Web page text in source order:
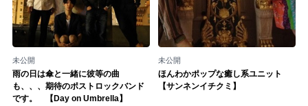
未公開
雨の日は傘と一緒に彼等の曲
も、、、期待のポストロックバンド
です。 【Day on Umbrella】
未公開
ほんわかポップな癒し系ユニット
【サンネンイチクミ】